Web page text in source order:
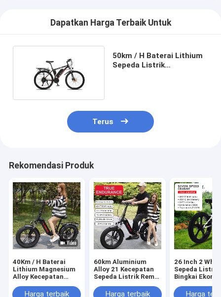
Dapatkan Harga Terbaik Untuk
50km / H Baterai Lithium
Sepeda Listrik
Terus
Rekomendasi Produk
40Km / H Baterai
Lithium Magnesium
Alloy Kecepatan
Lithium Sepeda
Harga terbaik
60km Aluminium
Alloy 21 Kecepatan
Sepeda Listrik Rem
Harga terbaik
26 Inch 2
Sepeda Listrik
Bingkai Ekor
Harga